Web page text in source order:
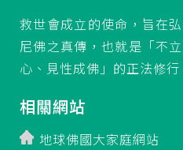
救世會成立的使命，旨在
尼佛之真傳，也就是「不
心、見性成佛」的正法修行
相關網站
地球佛國大家庭網站